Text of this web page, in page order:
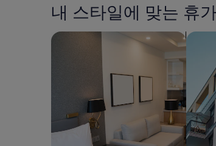
내 스타일에 맞는 휴
아파트식 호텔 검색 아파트